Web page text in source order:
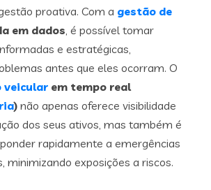
proativa. Com a gestão de
em dados , é possível tomar
e estratégicas,
antes que eles ocorram. O
veicular em tempo real
) não apenas oferece visibilidade
dos seus ativos, mas também é
rapidamente a emergências
minimizando exposições a riscos.